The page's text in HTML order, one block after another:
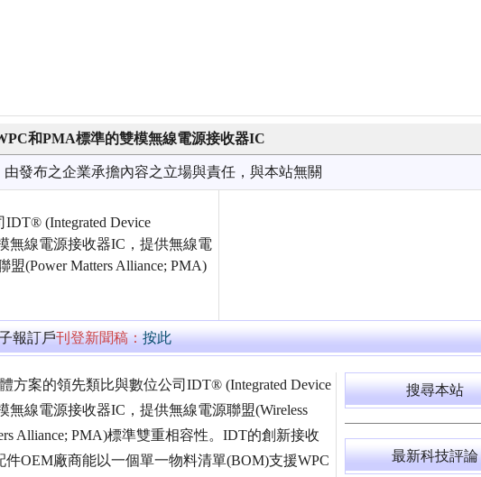
和PMA標準的雙模無線電源接收器IC
由發布之企業承擔內容之立場與責任，與本站無關
(Integrated Device
無線電源接收器IC，提供無線電
盟(Power Matters Alliance; PMA)
報訂戶刊登新聞稿：按此
方案的領先類比與數位公司IDT® (Integrated Device
無線電源接收器IC，提供無線電源聯盟(Wireless
Alliance; PMA)標準雙重相容性。IDT的創新接收
OEM廠商能以一個單一物料清單(BOM)支援WPC
搜尋本站
最新科技評論